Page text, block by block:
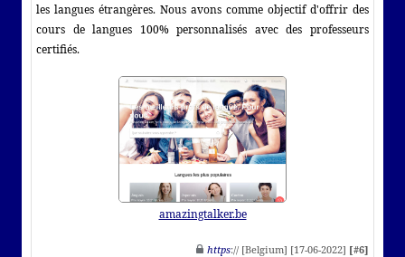
les langues étrangères. Nous avons comme objectif d'offrir des
cours de langues 100% personnalisés avec des professeurs
certifiés.
amazingtalker.be
https:// [Belgium] [17-06-2022] [#6]